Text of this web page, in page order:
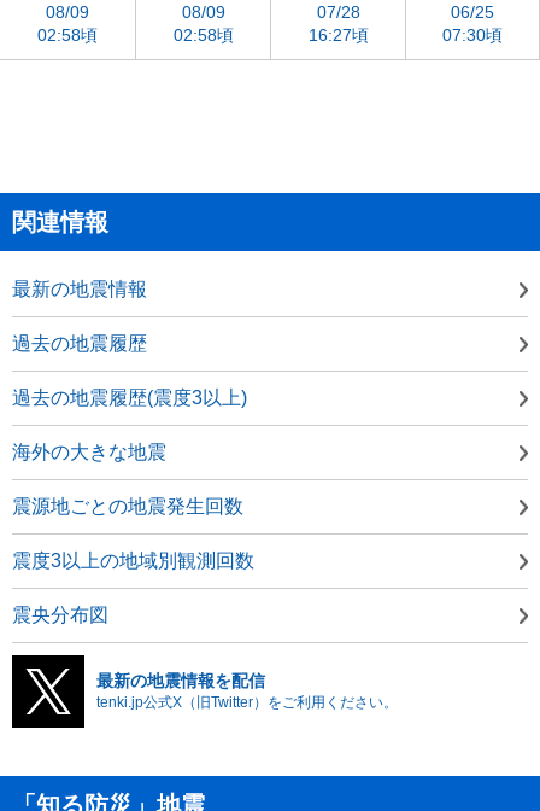
08/09
02:58頃
08/09
02:58頃
07/28
16:27頃
06/25
07:30頃
関連情報
最新の地震情報
過去の地震履歴
過去の地震履歴(震度3以上)
海外の大きな地震
震源地ごとの地震発生回数
震度3以上の地域別観測回数
震央分布図
最新の地震情報を配信
tenki.jp公式X（旧Twitter）をご利用ください。
「知る防災」地震